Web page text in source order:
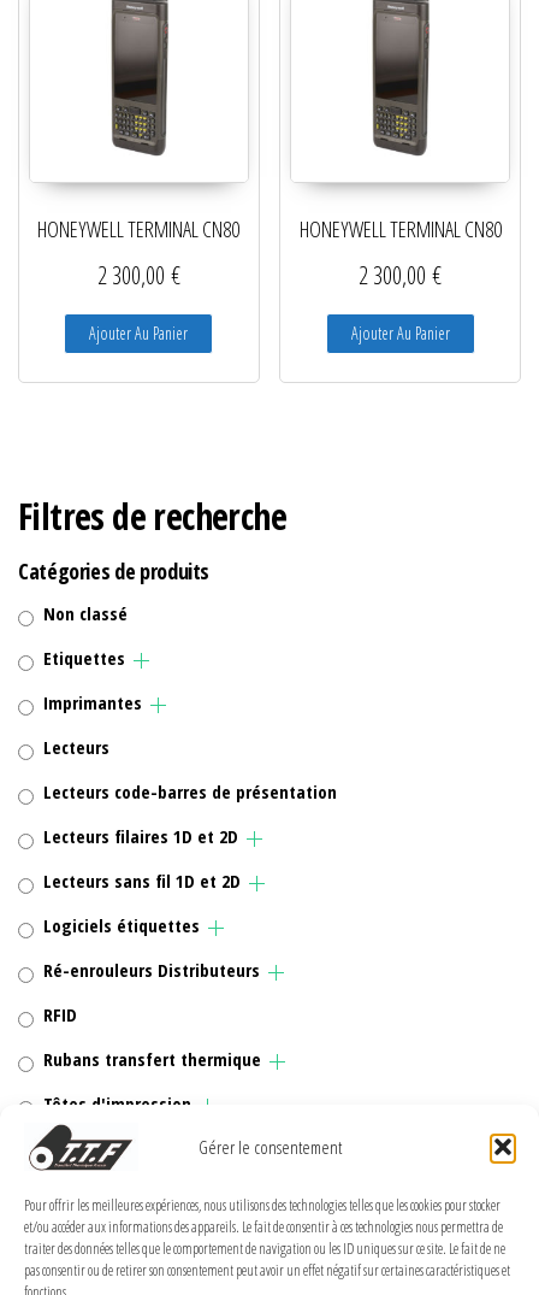
Gérer le consentement
Pour offrir les meilleures expériences, nous utilisons des technologies telles que les cookies pour stocker
et/ou accéder aux informations des appareils. Le fait de consentir à ces technologies nous permettra de
traiter des données telles que le comportement de navigation ou les ID uniques sur ce site. Le fait de ne
pas consentir ou de retirer son consentement peut avoir un effet négatif sur certaines caractéristiques et
Têtes d'impression
HONEYWELL TERMINAL CN80
2 300,00 €
Ajouter Au Panier
HONEYWELL TERMINAL CN80
2 300,00€
Ajouter Au Panier
Filtres de recherche
Catégories de produits
Non classé
Etiquettes
Imprimantes
Lecteurs
Lecteurs code-barres de présentation
Lecteurs filaires 1D et 2D
Lecteurs sans fil 1D et 2D
Logiciels étiquettes
Ré-enrouleurs Distributeurs
RFID
Rubans transfert thermique
Têtes d'impression
MENTIONS LÉGALES
Politique de confidentialité